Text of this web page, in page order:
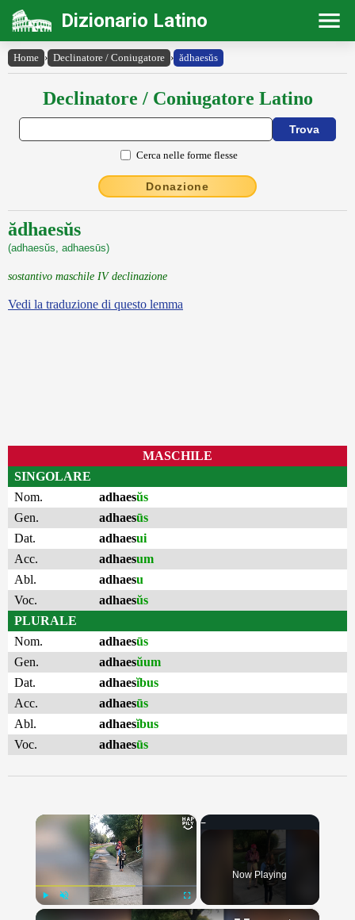
Dizionario Latino
Home › Declinatore / Coniugatore › ădhaesŭs
Declinatore / Coniugatore Latino
Cerca nelle forme flesse
Donazione
ădhaesŭs
(adhaesŭs, adhaesūs)
sostantivo maschile IV declinazione
Vedi la traduzione di questo lemma
MASCHILE
SINGOLARE
Nom.
adhaesŭs
Gen.
adhaesūs
Dat.
adhaesui
Acc.
adhaesum
Abl.
adhaesu
Voc.
adhaesŭs
PLURALE
Nom.
adhaesūs
Gen.
adhaesŭum
Dat.
adhaesĭbus
Acc.
adhaesūs
Abl.
adhaesĭbus
Voc.
adhaesūs
×
Fullscreen
Now Playing
×